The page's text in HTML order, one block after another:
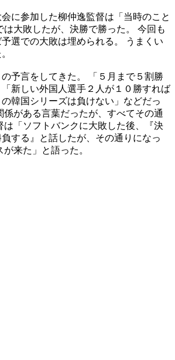
に参加した柳仲逸監督は「当時のこと
は大敗したが、決勝で勝った。 今回も
選での大敗は埋められる。 うまくい
予言をしてきた。 「５月まで５割勝
新しい外国人選手２人が１０勝すれば
韓国シリーズは負けない」などだっ
係がある言葉だったが、すべてその通
は「ソフトバンクに大敗した後、『決
する』と話したが、その通りになっ
来た」と語った。